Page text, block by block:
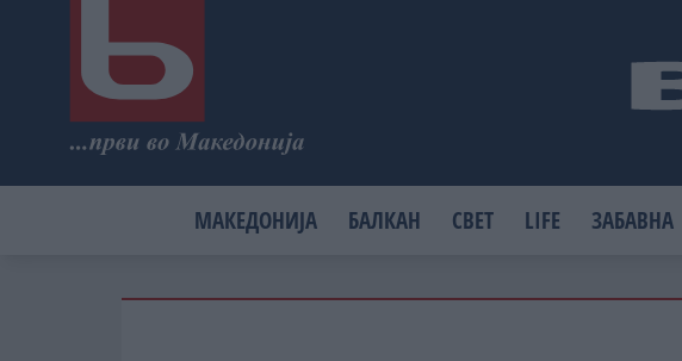
МАКЕДОНИЈА БАЛКАН СВЕТ LIFE ЗАБАВНА